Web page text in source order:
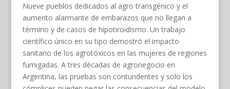
Nueve pueblos dedicados al agro transgénico y el
aumento alarmante de embarazos que no llegan a
término y de casos de hipotiroidismo. Un trabajo
científico único en su tipo demostró el impacto
sanitario de los agrotóxicos en las mujeres de regiones
fumigadas. A tres décadas de agronegocio en
Argentina, las pruebas son contundentes y solo los